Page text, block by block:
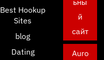
Best Hookup
Sites
blog
Dating
ьны
й
сайт
Auro